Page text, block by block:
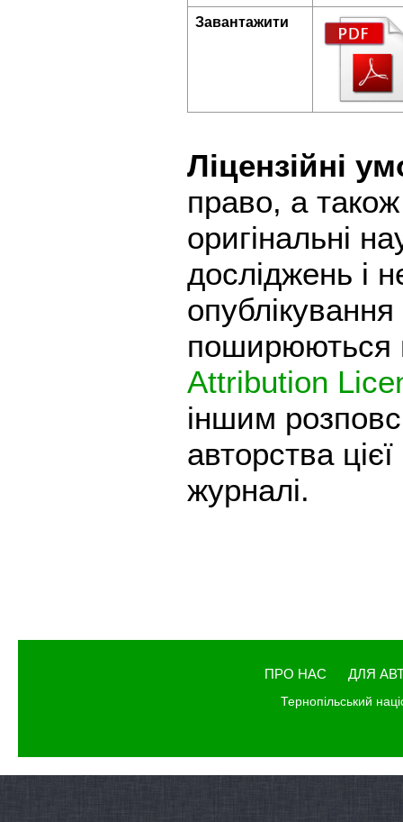
Завантажити
Ліцензійні
право, а
оригінальні
досліджень і
поширюються
Attribution
іншим
авторства
журналі.
ПРО НАС ДЛЯ
Тернопільський